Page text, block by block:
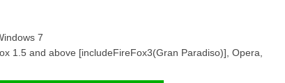
7
1.5 and above [includeFireFox3(Gran Paradiso)], Opera,